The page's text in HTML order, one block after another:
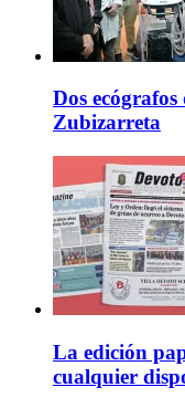
Dos
Zubizarreta
La edición
cualquier